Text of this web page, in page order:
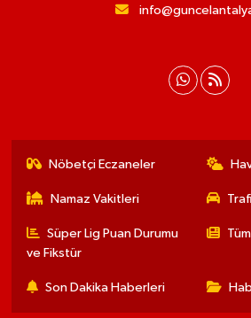
Nöbetçi Eczaneler
Namaz Vakitleri
Süper Lig Puan Durumu
ve Fikstür
Son Dakika Haberleri